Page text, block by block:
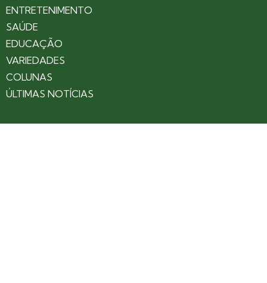
ENTRETENIMENTO
SAÚDE
EDUCAÇÃO
VARIEDADES
COLUNAS
ÚLTIMAS NOTÍCIAS